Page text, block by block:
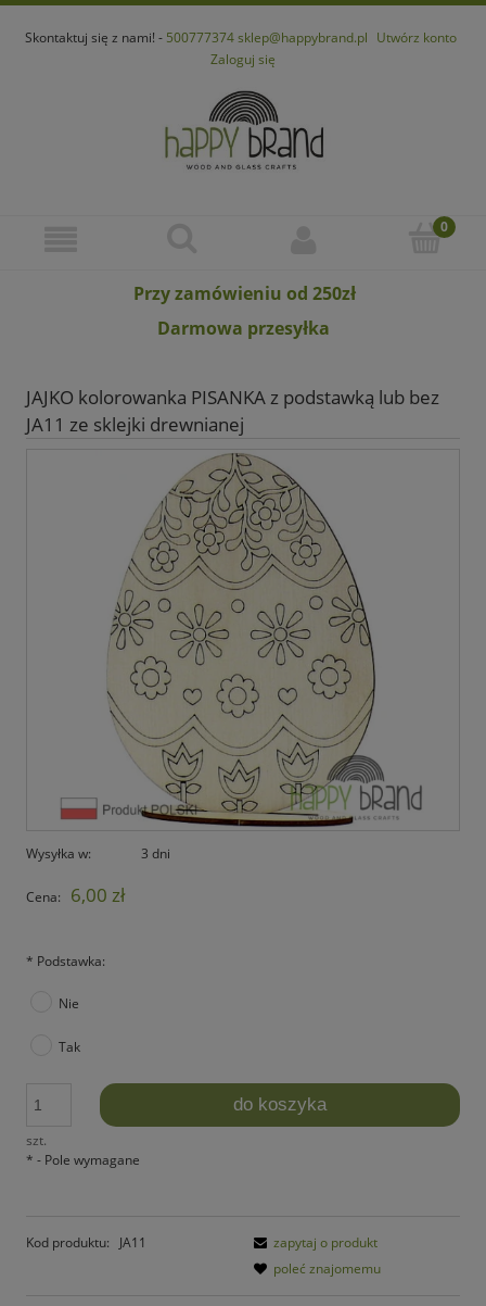
Skontaktuj się z nami! - 500777374 sklep@happybrand.pl Utwórz konto
Zaloguj się
Przy zamówieniu od 250zł
Darmowa przesyłka
JAJKO kolorowanka PISANKA z podstawką lub bez
JA11 ze sklejki drewnianej
Wysyłka w: 3 dni
Cena: 6,00 zł
* Podstawka:
Nie
Tak
szt.
do koszyka
* - Pole wymagane
Kod produktu: JA11
zapytaj o produkt
poleć znajomemu